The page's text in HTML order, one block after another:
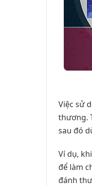
Việc sử
thương.
sau đó
Ví dụ,
để làm
đánh